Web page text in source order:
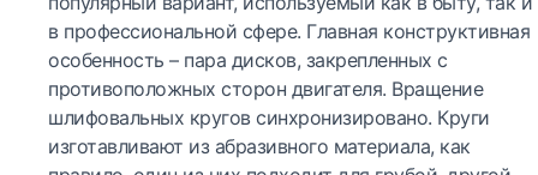
в профессиональной сфере. Главная конструктивная
особенность – пара дисков, закрепленных с
противоположных сторон двигателя. Вращение
шлифовальных кругов синхронизировано. Круги
изготавливают из абразивного материала, как